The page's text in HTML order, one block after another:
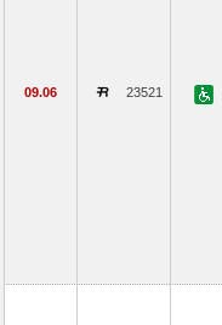
09.06 23521